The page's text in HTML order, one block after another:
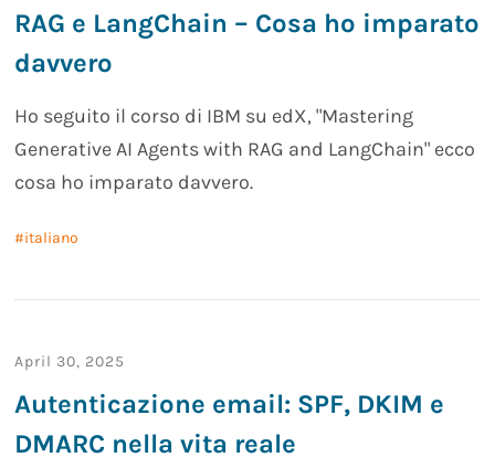
RAG e LangChain – Cosa ho imparato
davvero
Ho seguito il corso di IBM su edX, "Mastering
Generative AI Agents with RAG and LangChain" ecco
cosa ho imparato davvero.
italiano
April 30, 2025
Autenticazione email: SPF, DKIM e
DMARC nella vita reale